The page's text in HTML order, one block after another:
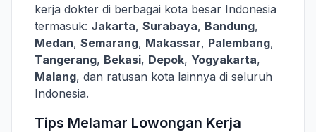
kerja dokter di berbagai kota besar Indonesia
termasuk: Jakarta, Surabaya, Bandung,
Medan, Semarang, Makassar, Palembang,
Tangerang, Bekasi, Depok, Yogyakarta,
Malang, dan ratusan kota lainnya di seluruh
Indonesia.
Tips Melamar Lowongan Kerja